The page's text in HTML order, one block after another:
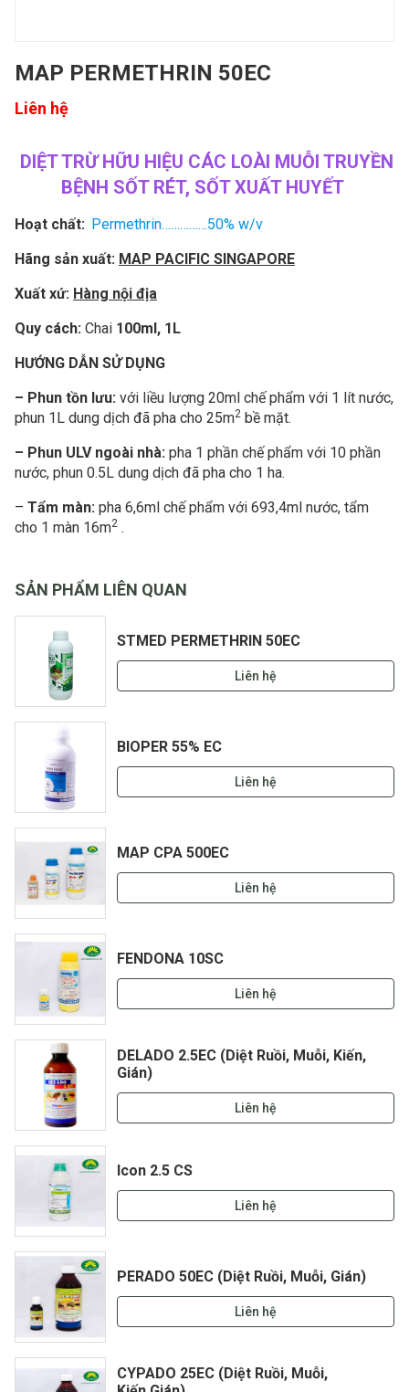
MAP PERMETHRIN 50EC
Liên hệ
DIỆT TRỪ HỮU HIỆU CÁC LOÀI MUỖI TRUYỀN
BỆNH SỐT RÉT, SỐT XUẤT HUYẾT
Hoạt chất: Permethrin……………50% w/v
Hãng sản xuất: MAP PACIFIC SINGAPORE
Xuất xứ: Hàng nội địa
Quy cách: Chai 100ml, 1L
HƯỚNG DẪN SỬ DỤNG
– Phun tồn lưu: với liều lượng 20ml chế phẩm với 1 lít nước,
phun 1L dung dịch đã pha cho 25m2 bề mặt.
– Phun ULV ngoài nhà: pha 1 phần chế phẩm với 10 phần
nước, phun 0.5L dung dịch đã pha cho 1 ha.
– Tẩm màn: pha 6,6ml chế phẩm với 693,4ml nước, tẩm
cho 1 màn 16m2 .
SẢN PHẨM LIÊN QUAN
STMED PERMETHRIN 50EC
Liên hệ
BIOPER 55% EC
Liên hệ
MAP CPA 500EC
Liên hệ
FENDONA 10SC
Liên hệ
DELADO 2.5EC (Diệt Ruồi, Muỗi, Kiến,
Gián)
Liên hệ
Icon 2.5 CS
Liên hệ
PERADO 50EC (Diệt Ruồi, Muỗi, Gián)
Liên hệ
CYPADO 25EC (Diệt Ruồi, Muỗi,